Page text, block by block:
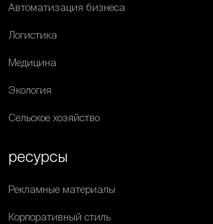
Автоматизация бизнеса
Логистика
Медицина
Экология
Сельское хозяйство
ресурсы
Рекламные материалы
Корпоративный стиль